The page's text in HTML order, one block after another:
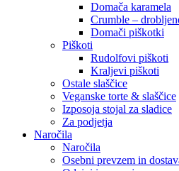
Domača karamela
Crumble –
Domači piškotki
Piškoti
Rudolfovi piškoti
Kraljevi piškoti
Ostale slaščice
Veganske torte & slaščice
Izposoja stojal za sladice
Za podjetja
Naročila
Naročila
Osebni prevzem in